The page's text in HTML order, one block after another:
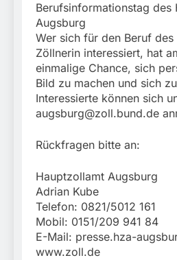
Berufsinformationstag des
Augsburg
Wer sich für den Beruf
Zöllnerin interessiert, hat
einmalige Chance, sich
Bild zu machen und sich
Interessierte können sich
augsburg@zoll.bund.de
Rückfragen bitte an:
Hauptzollamt Augsburg
Adrian Kube
Telefon: 0821/5012 161
Mobil: 0151/209 941 84
E-Mail: presse.hza-
www.zoll.de